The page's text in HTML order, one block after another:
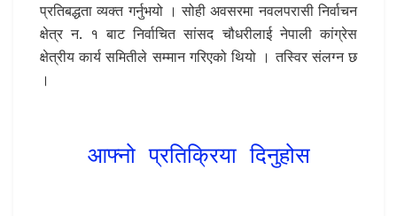
प्रतिबद्धता व्यक्त गर्नुभयो । सोही अवसरमा नवलपरासी निर्वाचन
क्षेत्र न. १ बाट निर्वाचित सांसद चौधरीलाई नेपाली कांग्रेस
क्षेत्रीय कार्य समितीले सम्मान गरिएको थियो । तस्विर संलग्न छ
।
आफ्नो प्रतिक्रिया दिनुहोस